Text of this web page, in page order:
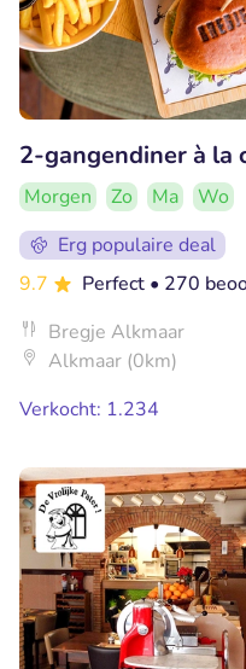
2-gangendiner à la
Morgen Zo Ma
Wo
Erg populaire deal
9.7
Perfect • 270
Bregje Alkmaar
Alkmaar (0km)
Verkocht: 1.234